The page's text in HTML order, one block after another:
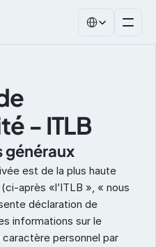
- ITLB
généraux
est de la plus haute
après «l’ITLB », « nous
déclaration de
informations sur le
personnel par